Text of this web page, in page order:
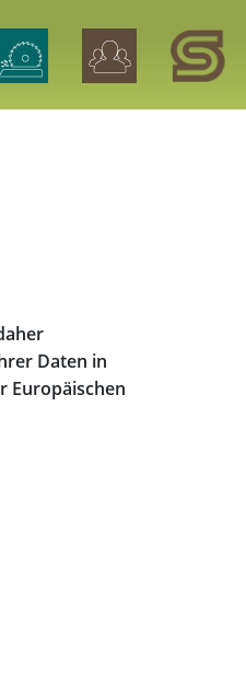
Daten in
Europäischen